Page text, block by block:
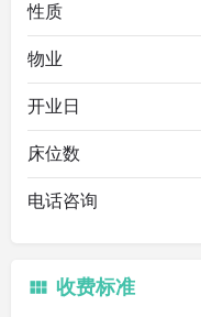
性质
物业
开业日
床位数
电话咨询
收费标准